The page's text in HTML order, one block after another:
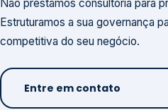
Não prestamos consultoria para
Estruturamos a sua governança
competitiva do seu negócio.
Entre em contato